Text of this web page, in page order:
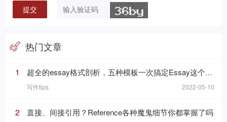
热门文章
1 超全的essay格式剖析，五种模板一次搞定Essay这个“八股文”
写作tips 2022-05-10
2 直接、间接引用？Reference各种魔鬼细节你都掌握了吗